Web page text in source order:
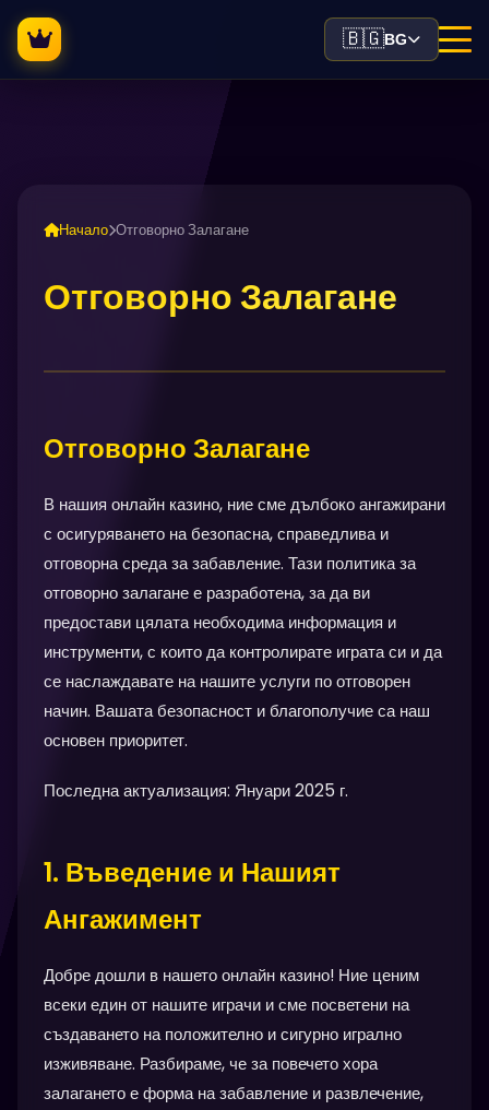
🇧🇬BG
Начало Отговорно Залагане
Отговорно Залагане
Отговорно Залагане
В нашия онлайн казино, ние сме дълбоко ангажирани
с осигуряването на безопасна, справедлива и
отговорна среда за забавление. Тази политика за
отговорно залагане е разработена, за да ви
предостави цялата необходима информация и
инструменти, с които да контролирате играта си и да
се наслаждавате на нашите услуги по отговорен
начин. Вашата безопасност и благополучие са наш
основен приоритет.
Последна актуализация: Януари 2025 г.
1. Въведение и Нашият
Ангажимент
Добре дошли в нашето онлайн казино! Ние ценим
всеки един от нашите играчи и сме посветени на
създаването на положително и сигурно игрално
изживяване. Разбираме, че за повечето хора
залагането е форма на забавление и развлечение,